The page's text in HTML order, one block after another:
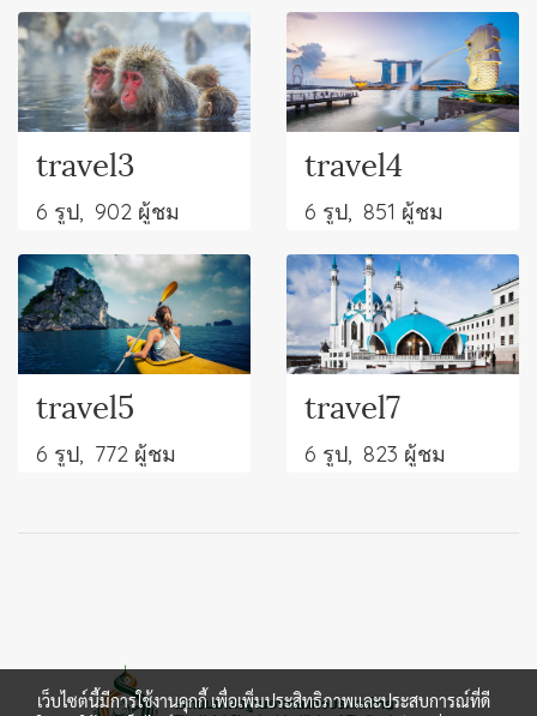
travel3
6 รูป, 902 ผู้ชม
travel4
6 รูป, 851 ผู้ชม
travel5
6 รูป, 772 ผู้ชม
travel7
6 รูป, 823 ผู้ชม
เว็บไซต์นี้มีการใช้งานคุกกี้ เพื่อเพิ่มประสิทธิภาพและประสบการณ์ที่ดี